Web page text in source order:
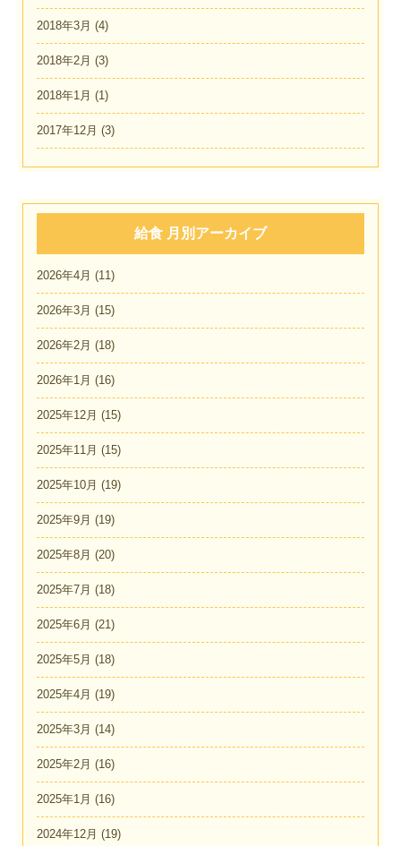
2018年3月 (4)
2018年2月 (3)
2018年1月 (1)
2017年12月 (3)
給食 月別アーカイブ
2026年4月 (11)
2026年3月 (15)
2026年2月 (18)
2026年1月 (16)
2025年12月 (15)
2025年11月 (15)
2025年10月 (19)
2025年9月 (19)
2025年8月 (20)
2025年7月 (18)
2025年6月 (21)
2025年5月 (18)
2025年4月 (19)
2025年3月 (14)
2025年2月 (16)
2025年1月 (16)
2024年12月 (19)